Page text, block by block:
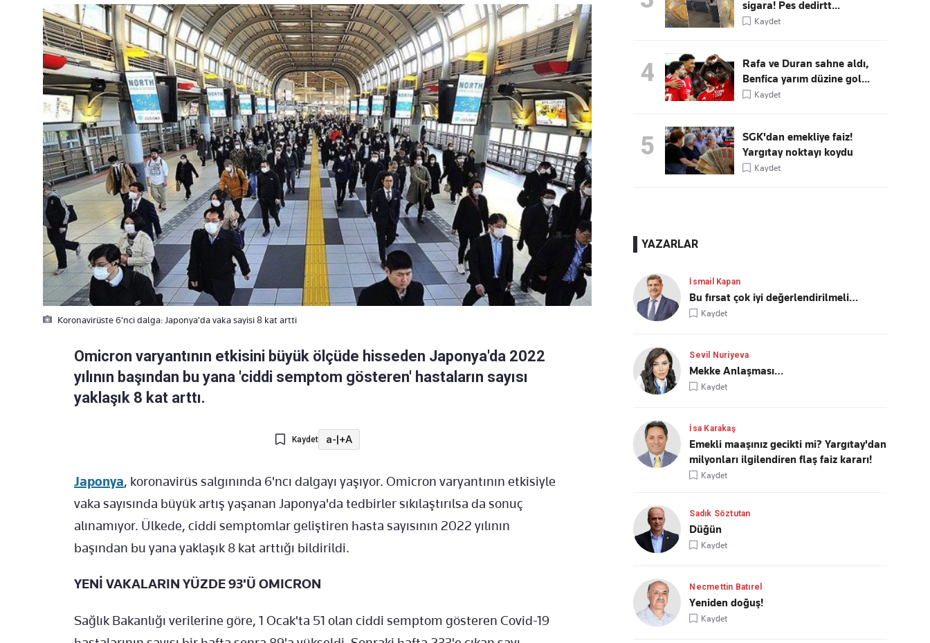
Koronavirüste 6'nci dalga: Japonya'da vaka sayisi 8 kat artti
Omicron varyantının etkisini büyük ölçüde hisseden Japonya'da 2022
yılının başından bu yana 'ciddi semptom gösteren' hastaların sayısı
yaklaşık 8 kat arttı.
Kaydet a-|+A
Japonya, koronavirüs salgınında 6'ncı dalgayı yaşıyor. Omicron varyantının etkisiyle
vaka sayısında büyük artış yaşanan Japonya'da tedbirler sıkılaştırılsa da sonuç
alınamıyor. Ülkede, ciddi semptomlar geliştiren hasta sayısının 2022 yılının
başından bu yana yaklaşık 8 kat arttığı bildirildi.
YENİ VAKALARIN YÜZDE 93'Ü OMICRON
Sağlık Bakanlığı verilerine göre, 1 Ocak'ta 51 olan ciddi semptom gösteren Covid-19
sigara! Pes dedirtt...
Kaydet
4
Rafa ve Duran sahne aldı,
Benfica yarım düzine gol...
Kaydet
5
SGK'dan emekliye faiz!
Yargıtay noktayı koydu
Kaydet
YAZARLAR
İsmail Kapan
Bu fırsat çok iyi değerlendirilmeli…
Kaydet
Sevil Nuriyeva
Mekke Anlaşması…
Kaydet
İsa Karakaş
Emekli maaşınız gecikti mi? Yargıtay'dan
milyonları ilgilendiren flaş faiz kararı!
Kaydet
Sadık Söztutan
Düğün
Kaydet
Necmettin Batırel
Yeniden doğuş!
Kaydet